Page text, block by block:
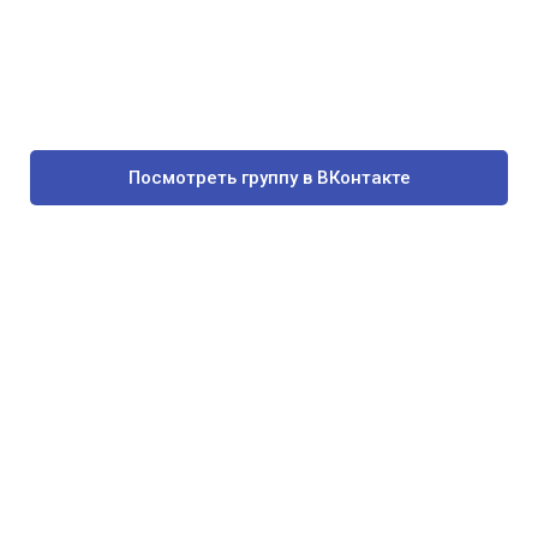
Посмотреть группу в ВКонтакте